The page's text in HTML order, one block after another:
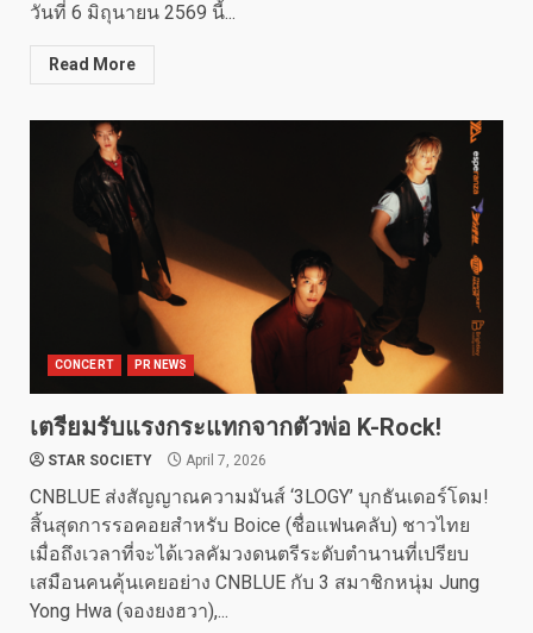
วันที่ 6 มิถุนายน 2569 นี้...
Read More
CONCERT PR NEWS
เตรียมรับแรงกระแทกจากตัวพ่อ K-Rock!
STAR SOCIETY April 7, 2026
CNBLUE ส่งสัญญาณความมันส์ ‘3LOGY’ บุกธันเดอร์โดม!
สิ้นสุดการรอคอยสำหรับ Boice (ชื่อแฟนคลับ) ชาวไทย
เมื่อถึงเวลาที่จะได้เวลคัมวงดนตรีระดับตำนานที่เปรียบ
เสมือนคนคุ้นเคยอย่าง CNBLUE กับ 3 สมาชิกหนุ่ม Jung
Yong Hwa (จองยงฮวา),...